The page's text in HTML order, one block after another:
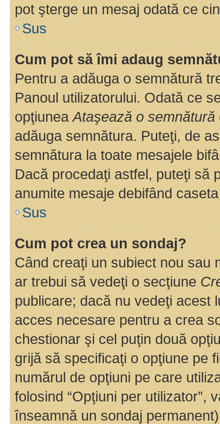
pot şterge un mesaj odată ce
Sus
Cum pot să îmi adaug
Pentru a adăuga o semnătură
Panoul utilizatorului. Odată ce
opţiunea Ataşează o semnătură
adăuga semnătura. Puteţi, de
semnătura la toate mesajele
Dacă procedaţi astfel, puteţi să
anumite mesaje debifând
Sus
Cum pot crea un sondaj?
Când creaţi un subiect nou sau
ar trebui să vedeţi o secţiune
publicare; dacă nu vedeţi acest
acces necesare pentru a crea
chestionar şi cel puţin două
grijă să specificaţi o opţiune pe
numărul de opţiuni pe care
folosind “Opţiuni per utilizator”,
înseamnă un sondaj